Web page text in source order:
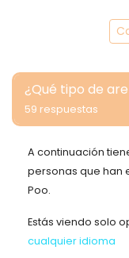
¿Qué tipo de
59 respuestas
A continuación
personas que han
Poo.
Estás viendo solo
cualquier idioma